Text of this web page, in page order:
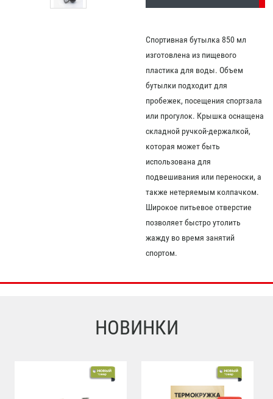
Спортивная бутылка 850 мл
изготовлена из пищевого
пластика для воды. Объем
бутылки подходит для
пробежек, посещения спортзала
или прогулок. Крышка оснащена
складной ручкой-держалкой,
которая может быть
использована для
подвешивания или переноски, а
также нетеряемым колпачком.
Широкое питьевое отверстие
позволяет быстро утолить
жажду во время занятий
спортом.
НОВИНКИ